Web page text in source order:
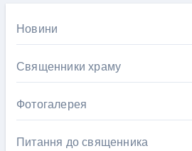
Новини
Священники храму
Фотогалерея
Питання до священника